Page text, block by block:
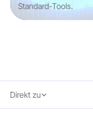
Standard-Tools.
Direkt zu